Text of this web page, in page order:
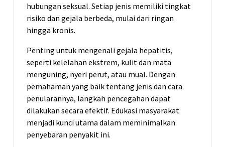
hubungan seksual. Setiap jenis memiliki tingkat
risiko dan gejala berbeda, mulai dari ringan
hingga kronis.
Penting untuk mengenali gejala hepatitis,
seperti kelelahan ekstrem, kulit dan mata
menguning, nyeri perut, atau mual. Dengan
pemahaman yang baik tentang jenis dan cara
penularannya, langkah pencegahan dapat
dilakukan secara efektif. Edukasi masyarakat
menjadi kunci utama dalam meminimalkan
penyebaran penyakit ini.